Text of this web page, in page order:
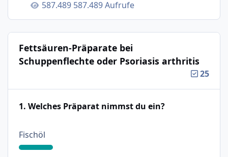
587.489 Aufrufe
Fettsäuren-Präparate bei
Schuppenflechte oder Psoriasis arthritis
25
1. Welches Präparat nimmst du ein?
Fischöl: 18%